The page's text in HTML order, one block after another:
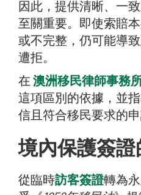
因此，提供清晰、一
至關重要。即使索賠
或不完整，仍可能導
遭拒。
在 澳洲移民律師事務
這項區別的依據，並
信且符合移民要求的申
境內保護簽
從臨時訪客簽證轉為